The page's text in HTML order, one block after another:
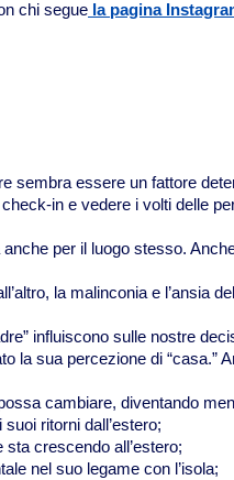
chi segue la pagina
sembra essere un fattore
in e vedere i volti delle
per il luogo stesso.
la malinconia e l’ansia
influiscono sulle nostre
la sua percezione di “casa.”
cambiare, diventando
ritorni dall’estero;
crescendo all’estero;
nel suo legame con l’isola;